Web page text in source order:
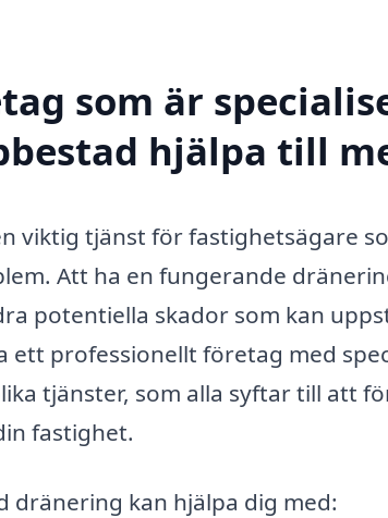
som är
hjälpa till
viktig tjänst för fastighetsägare
Att ha en fungerande
potentiella skador som kan
ett professionellt företag med
tjänster, som alla syftar till att
fastighet.
dränering kan hjälpa dig med: